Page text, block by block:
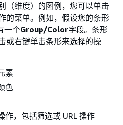
（维度）的图例，您可以单击
的菜单。例如，假设您的条形
一个Group/Color字段。条形
或右键单击条形来选择的操
素
色
作，包括筛选或 URL 操作